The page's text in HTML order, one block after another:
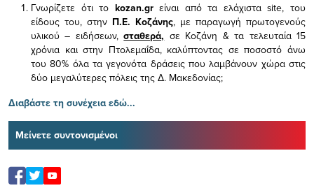
Γνωρίζετε ότι το kozan.gr είναι από τα ελάχισταsite, του
είδους του, στην Π.Ε. Κοζάνης, με παραγωγή πρωτογενούς
υλικού – ειδήσεων,σταθερά, σε Κοζάνη & τα τελευταία 15
χρόνια και στην Πτολεμαΐδα, καλύπτοντας σε ποσοστό άνω
του 80% όλα τα γεγονότα δράσεις που λαμβάνουν χώρα στις
δύο μεγαλύτερες πόλεις της Δ. Μακεδονίας;
Διαβάστε τη συνέχεια εδώ...
Μείνετε συντονισμένοι